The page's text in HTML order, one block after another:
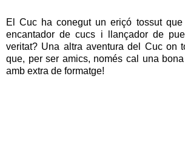
El Cuc ha conegut un eriçó tossut
encantador de cucs i llançador de
veritat? Una altra aventura del Cuc on
que, per ser amics, només cal una bona
amb extra de formatge!